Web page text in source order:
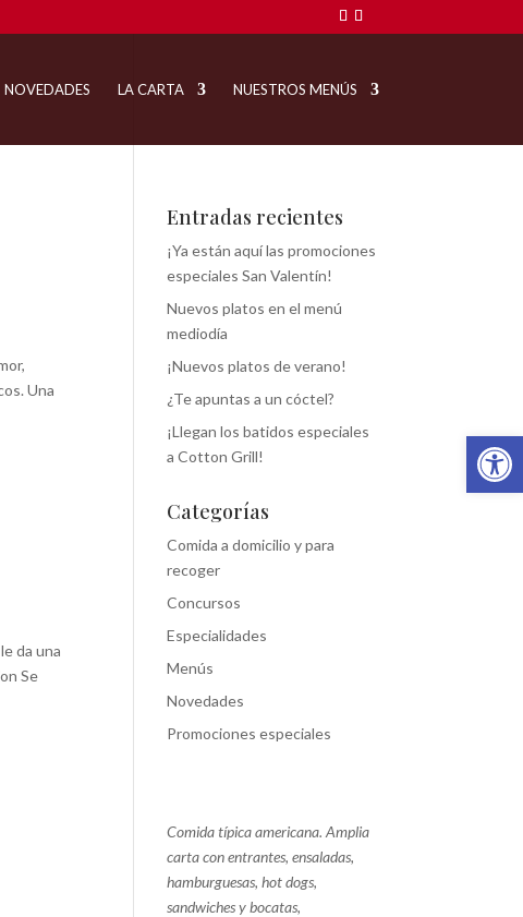
Abrir
NOVEDADES LA CARTA NUESTROS MENÚS
Una
da una
Se
Entradas recientes
¡Ya están aquí las promociones
especiales San Valentín!
Nuevos platos en el menú
mediodía
¡Nuevos platos de verano!
¿Te apuntas a un cóctel?
¡Llegan los batidos especiales
a Cotton Grill!
Categorías
Comida a domicilio y para
recoger
Concursos
Especialidades
Menús
Novedades
Promociones especiales
Comida típica americana. Amplia
carta con entrantes, ensaladas,
hamburguesas, hot dogs,
sandwiches y bocatas,